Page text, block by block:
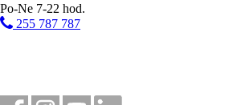
Dětský bazén
Po-Ne 7-22 hod.
255 787 787